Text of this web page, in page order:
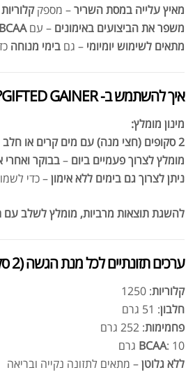
מאיץ עלייה במסת השריר– מספק
משפר את הביצועים באימונים – עםBCAA וקריאטין טבעי
מתאים לשימוש יומיומי – גם בימי מנוחה
איך להשתמש ב- GIFTED GAINER?
מינון מומלץ:
2 סקופים (חצי מנה) עם מים קרים או חלב
מומלץ לצרוך פעמיים ביום –בבוקר ואחרי
ניתן לצרוך גם בימים ללא אימון– כדי
להשגת תוצאות מרביות, מומלץ לשלב עם
ערכים תזונתיים לכל מנת הגשה (2 סקופים):
קלוריות: 1250
חלבון: 51 גרם
פחמימות: 252 גרם
BCAA: 10 גרם
ללא גלוטן– מתאים לתזונה נקייה ובריאה